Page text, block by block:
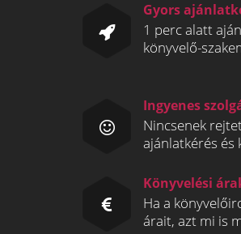
Gyors
1 perc alatt
könyvelő-
Ingyenes
Nincsenek
ajánlatkérés és
Könyvelési
Ha a
árait, azt mi is